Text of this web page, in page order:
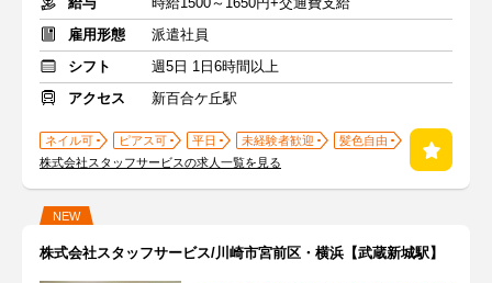
雇用形態
派遣社員
シフト
週5日 1日6時間以上
アクセス
新百合ケ丘駅
ネイル可 ピアス可 平日 未経験者歓迎
髪色自由
株式会社スタッフサービスの求人一覧を見る
NEW
株式会社スタッフサービス/川崎市宮前区・横浜【武蔵新城駅】